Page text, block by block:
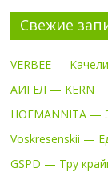
Свежие
VERBEE — Качели
АИГЕЛ — KERN
HOFMANNITA —
Voskresenskii —
GSPD — Тру